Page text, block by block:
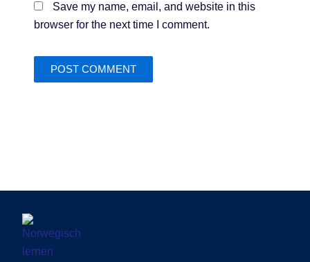
Save my name, email, and website in this
browser for the next time I comment.